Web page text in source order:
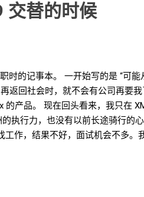
交替的时候
时的记事本。 一开始写的是 “可能
返回社会时，就不会有公司再要
的产品。 现在回头看来，我只在
执行力，也没有以前长途骑行的
工作，结果不好，面试机会不多
题，所以我（单方面地）觉得我们
笑得这么夸张的。我的本意其实